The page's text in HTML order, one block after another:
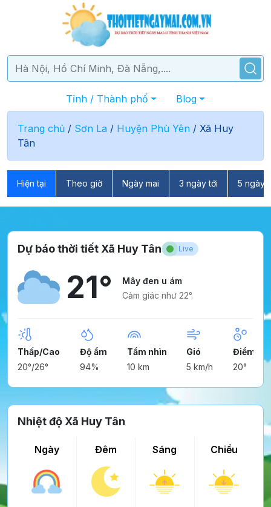
Tỉnh / Thành phố Blog
Trang chủ / Sơn La / Huyện Phù Yên / Xã Huy
Tân
Hiện tại Theo giờ Ngày mai 3 ngày tới 5 ngày
Dự báo thời tiết Xã Huy Tân Live
21°
Mây đen u ám
Cảm giác như 22°.
Thấp/Cao
20°/26°
Độ ẩm
94%
Tầm nhìn
10 km
Gió
5 km/h
Điểm
20°
Nhiệt độ Xã Huy Tân
Ngày Đêm Sáng Chiều